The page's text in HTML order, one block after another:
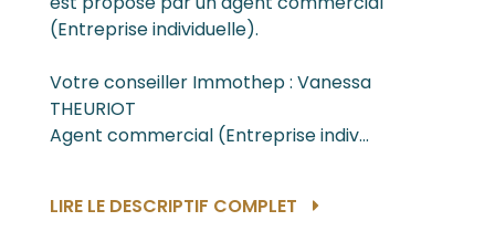
(Entreprise individuelle).
Votre conseiller Immothep : Vanessa
THEURIOT
Agent commercial (Entreprise indiv...
LIRE LE DESCRIPTIF COMPLET